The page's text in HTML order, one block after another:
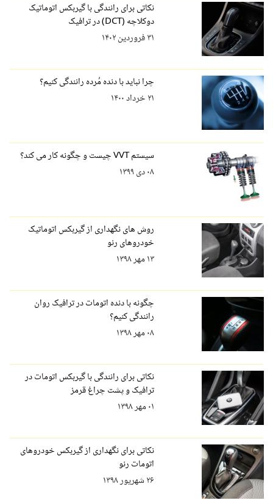
نکاتی برای رانندگی با گیربکس اتوماتیک
دوکلاچه (DCT) در ترافیک
۳۱ فروردین ۱۴۰۲
چرا نباید با دنده مُرده رانندگی کنیم؟
۲۱ خرداد ۱۴۰۰
سیستم VVT چیست و چگونه کار می کند؟
۰۸ دی ۱۳۹۹
روش های نگهداری از گیربکس اتوماتیک
خودروهای رنو
۱۳ مهر ۱۳۹۸
چگونه با دنده اتومات در ترافیک روان
رانندگی کنیم؟
۰۸ مهر ۱۳۹۸
نکاتی برای رانندگی با گیربکس اتومات در
ترافیک و پشت چراغ قرمز
۰۱ مهر ۱۳۹۸
نکاتی برای نگهداری از گیربکس خودروهای
اتومات رنو
۲۶ شهریور ۱۳۹۸